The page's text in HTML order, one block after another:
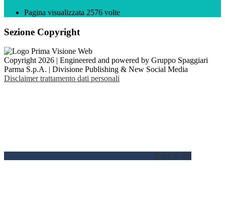
Pagina visualizzata 2576 volte
Sezione Copyright
Copyright 2026 | Engineered and powered by Gruppo Spaggiari
Parma S.p.A. | Divisione Publishing & New Social Media
Disclaimer trattamento dati personali
Back to top